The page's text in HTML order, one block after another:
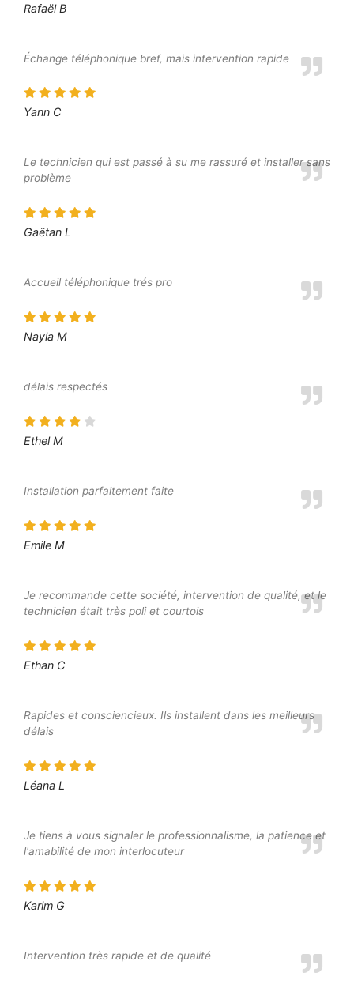
Rafaël B
Échange téléphonique bref, mais intervention rapide
Yann C
Le technicien qui est passé à su me rassuré et installer sans
problème
Gaëtan L
Accueil téléphonique trés pro
Nayla M
délais respectés
Ethel M
Installation parfaitement faite
Emile M
Je recommande cette société, intervention de qualité, et le
technicien était très poli et courtois
Ethan C
Rapides et consciencieux. Ils installent dans les meilleurs
délais
Léana L
Je tiens à vous signaler le professionnalisme, la patience et
l'amabilité de mon interlocuteur
Karim G
Intervention très rapide et de qualité